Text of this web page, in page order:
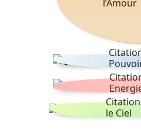
l’Amour
le Ciel